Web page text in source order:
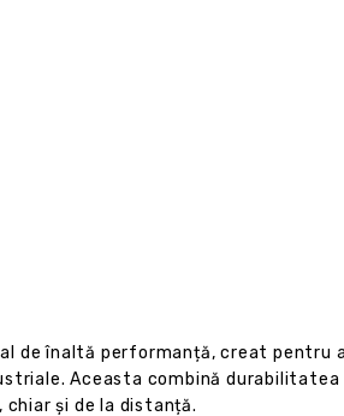
înaltă performanță, creat pentru
Aceasta combină
și de la distanță.